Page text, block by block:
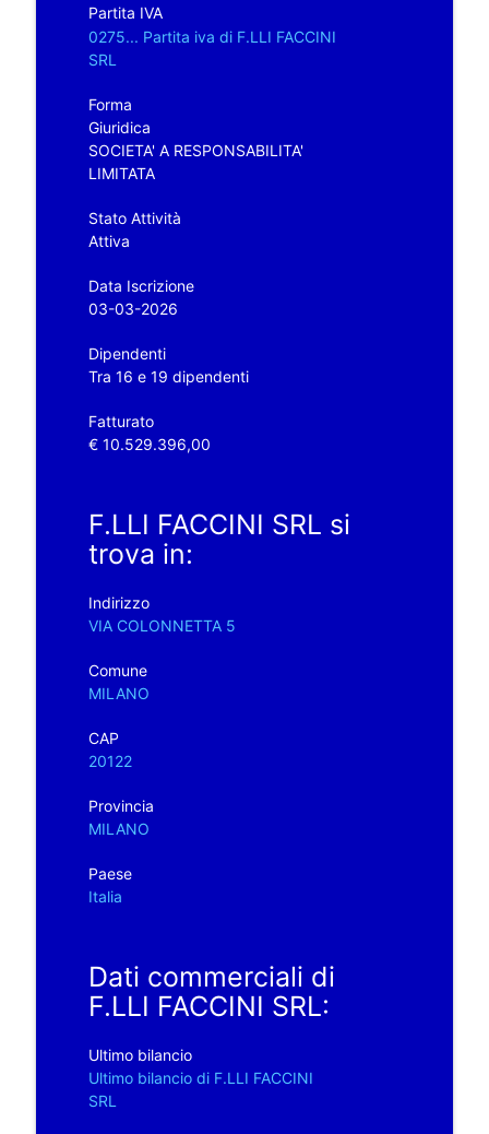
Partita IVA
0275... Partita iva di F.LLI FACCINI
SRL
Forma
Giuridica
SOCIETA' A RESPONSABILITA'
LIMITATA
Stato Attività
Attiva
Data Iscrizione
03-03-2026
Dipendenti
Tra 16 e 19 dipendenti
Fatturato
€ 10.529.396,00
F.LLI FACCINI SRL si
trova in:
Indirizzo
VIA COLONNETTA 5
Comune
MILANO
CAP
20122
Provincia
MILANO
Paese
Italia
Dati commerciali di
F.LLI FACCINI SRL:
Ultimo bilancio
Ultimo bilancio di F.LLI FACCINI
SRL